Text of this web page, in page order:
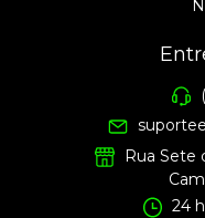
Rua Sete
24